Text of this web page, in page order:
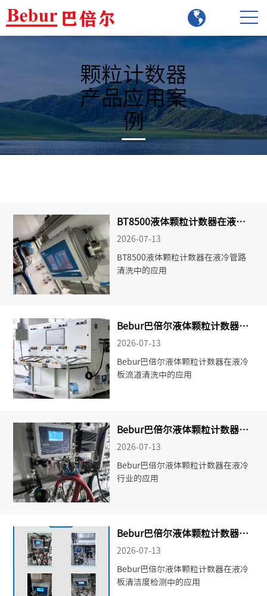
颗粒计数器
产品应用案
例
BT8500液体颗粒计数器在液冷
2026-07-13
BT8500液体颗粒计数器在液冷管路
清洗中的应用
Bebur巴倍尔液体颗粒计数器在
2026-07-13
Bebur巴倍尔液体颗粒计数器在液冷
板流道清洗中的应用
Bebur巴倍尔液体颗粒计数器在
2026-07-13
Bebur巴倍尔液体颗粒计数器在液冷
行业的应用
Bebur巴倍尔液体颗粒计数器在
2026-07-13
Bebur巴倍尔液体颗粒计数器在液冷
板清洁度检测中的应用